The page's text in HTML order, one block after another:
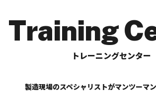
あるあるスバル編
Training
トレーニングセンター
製造現場のスペシャリストがマンツーマ